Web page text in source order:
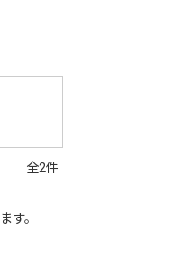
全2件
す。